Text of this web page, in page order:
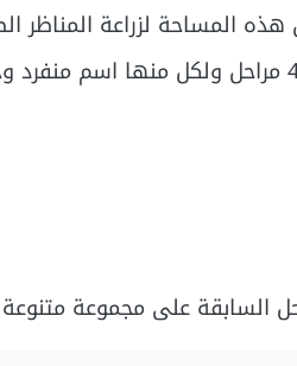
المساحة لزراعة
السابقة على مجموعة